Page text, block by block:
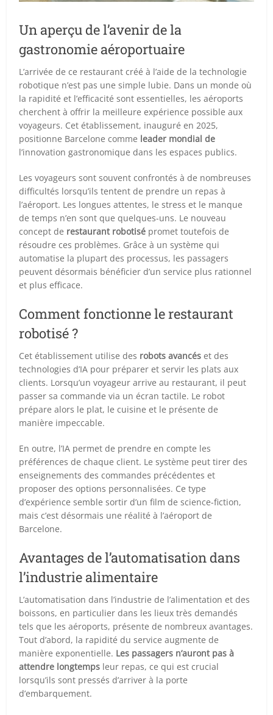
Un aperçu de l’avenir de la
gastronomie aéroportuaire
L’arrivée de ce restaurant créé à l’aide de la technologie
robotique n’est pas une simple lubie. Dans un monde où
la rapidité et l’efficacité sont essentielles, les aéroports
cherchent à offrir la meilleure expérience possible aux
voyageurs. Cet établissement, inauguré en 2025,
positionne Barcelone comme leader mondial de
l’innovation gastronomique dans les espaces publics.
Les voyageurs sont souvent confrontés à de nombreuses
difficultés lorsqu’ils tentent de prendre un repas à
l’aéroport. Les longues attentes, le stress et le manque
de temps n’en sont que quelques-uns. Le nouveau
concept de restaurant robotisé promet toutefois de
résoudre ces problèmes. Grâce à un système qui
automatise la plupart des processus, les passagers
peuvent désormais bénéficier d’un service plus rationnel
et plus efficace.
Comment fonctionne le restaurant
robotisé ?
Cet établissement utilise des robots avancés et des
technologies d’IA pour préparer et servir les plats aux
clients. Lorsqu’un voyageur arrive au restaurant, il peut
passer sa commande via un écran tactile. Le robot
prépare alors le plat, le cuisine et le présente de
manière impeccable.
En outre, l’IA permet de prendre en compte les
préférences de chaque client. Le système peut tirer des
enseignements des commandes précédentes et
proposer des options personnalisées. Ce type
d’expérience semble sortir d’un film de science-fiction,
mais c’est désormais une réalité à l’aéroport de
Barcelone.
Avantages de l’automatisation dans
l’industrie alimentaire
L’automatisation dans l’industrie de l’alimentation et des
boissons, en particulier dans les lieux très demandés
tels que les aéroports, présente de nombreux avantages.
Tout d’abord, la rapidité du service augmente de
manière exponentielle. Les passagers n’auront pas à
attendre longtemps leur repas, ce qui est crucial
lorsqu’ils sont pressés d’arriver à la porte
d’embarquement.